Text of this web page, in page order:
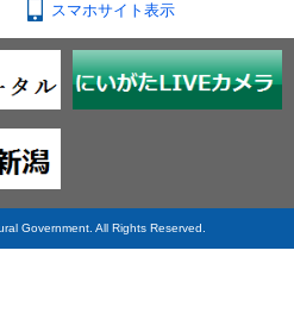
スマホサイト表示
Government. All Rights Reserved.